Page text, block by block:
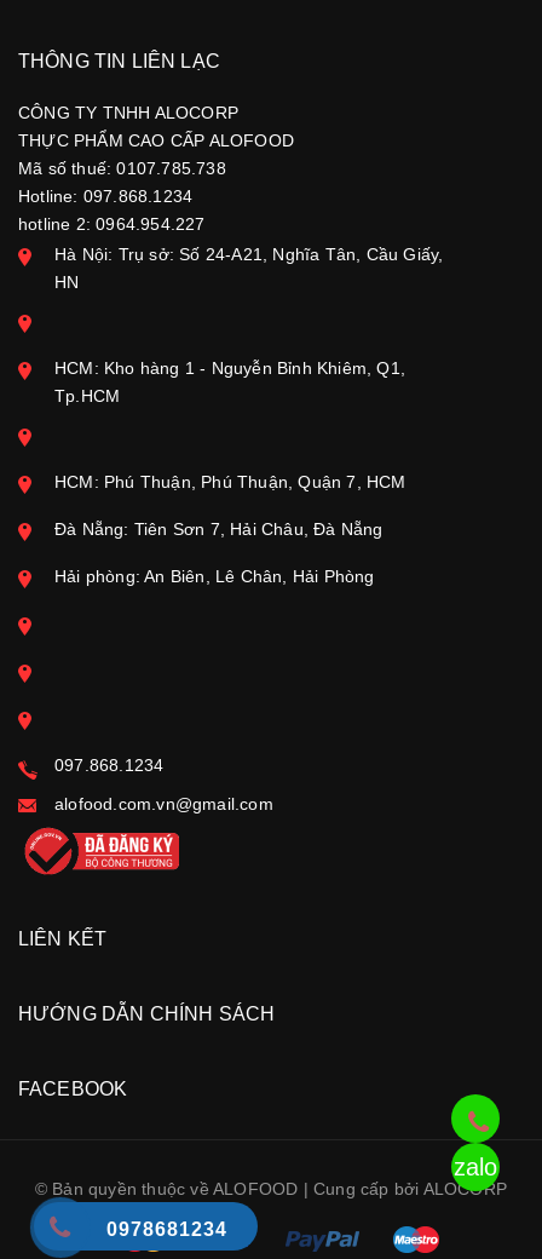
THÔNG TIN LIÊN LẠC
CÔNG TY TNHH ALOCORP
THỰC PHẨM CAO CẤP ALOFOOD
Mã số thuế: 0107.785.738
Hotline: 097.868.1234
hotline 2: 0964.954.227
Hà Nội: Trụ sở: Số 24-A21, Nghĩa Tân, Cầu Giấy,
HN
HCM: Kho hàng 1 - Nguyễn Bỉnh Khiêm, Q1,
Tp.HCM
HCM: Phú Thuận, Phú Thuận, Quận 7, HCM
Đà Nẵng: Tiên Sơn 7, Hải Châu, Đà Nẵng
Hải phòng: An Biên, Lê Chân, Hải Phòng
097.868.1234
alofood.com.vn@gmail.com
LIÊN KẾT
HƯỚNG DẪN CHÍNH SÁCH
FACEBOOK
© Bản quyền thuộc về ALOFOOD | Cung cấp bởi ALOCORP
zalo
0978681234